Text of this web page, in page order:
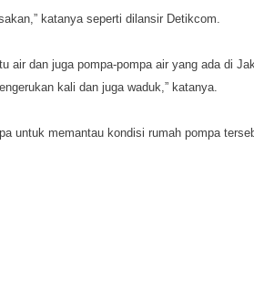
katanya seperti dilansir Detikcom.
air dan juga pompa-pompa air yang ada di
kali dan juga waduk,” katanya.
untuk memantau kondisi rumah pompa